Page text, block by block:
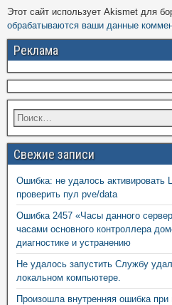
Этот сайт использует Akismet для
обрабатываются ваши данные
Реклама
Свежие записи
Ошибка: не удалось активировать
проверить пул pve/data
Ошибка 2457 «Часы данного
часами основного контроллера
диагностике и устранению
Не удалось запустить Службу
локальном компьютере.
Произошла внутренняя ошибка